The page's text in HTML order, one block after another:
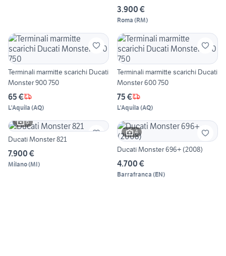
3.900 €
Roma (RM)
Terminali marmitte scarichi Ducati
Monster 900 750
65 €
L'Aquila (AQ)
Terminali marmitte scarichi Ducati
Monster 600 750
75 €
L'Aquila (AQ)
6
Ducati Monster 821
7.900 €
Milano(MI)
4
Ducati Monster 696+ (2008)
4.700 €
Barrafranca (EN)